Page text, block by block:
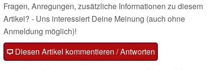
Fragen, Anregungen, zusätzliche Informationen zu diesem
Artikel? - Uns interessiert Deine Meinung (auch ohne
Anmeldung möglich)!
Diesen Artikel kommentieren / Antworten